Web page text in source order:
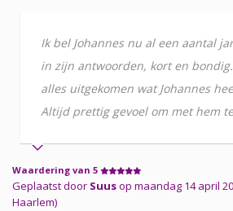
Ik bel Johannes nu al een aantal
in zijn antwoorden, kort en
alles uitgekomen wat Johannes
Altijd prettig gevoel om met hem
Waardering van 5
Geplaatst door Suusop maandag 14 april
Haarlem)